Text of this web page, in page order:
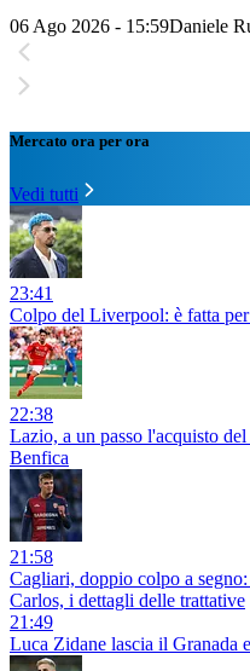
06 Ago 2026 - 15:59Daniele
Mercato ora per ora
Vedi tutti
23:41
Colpo del Liverpool: è fatta
22:38
Lazio, a un passo l'acquisto
Benfica
21:58
Cagliari, doppio colpo a
Carlos, i dettagli delle trattative
21:49
Luca Zidane lascia il Granada